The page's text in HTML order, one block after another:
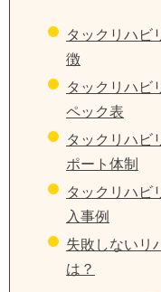
タックリハビ
徴
タックリハビ
ペック表
タックリハビ
ポート体制
タックリハビ
入事例
失敗しないリ
は？